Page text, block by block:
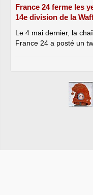
France 24 ferme les
14e division de la
Le 4 mai dernier, la
France 24 a posté un